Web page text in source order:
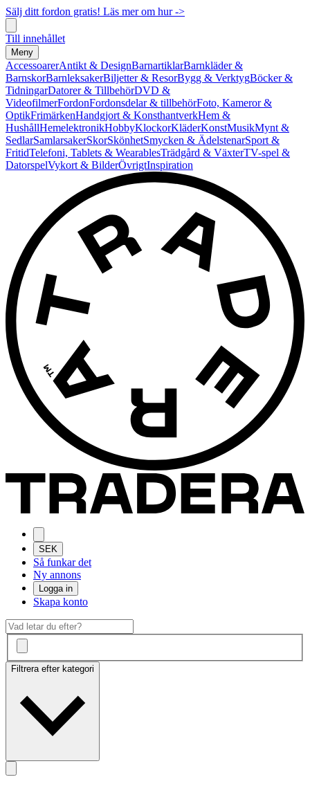
Sälj ditt fordon gratis! Läs mer om hur ->
Till innehållet
Meny
AccessoarerAntikt & DesignBarnartiklarBarnkläder &
BarnskorBarnleksakerBiljetter & ResorBygg & VerktygBöcker &
TidningarDatorer & TillbehörDVD &
VideofilmerFordonFordonsdelar & tillbehörFoto, Kameror &
OptikFrimärkenHandgjort & KonsthantverkHem &
HushållHemelektronikHobbyKlockorKläderKonstMusikMynt &
SedlarSamlarsakerSkorSkönhetSmycken & ÄdelstenarSport &
FritidTelefoni, Tablets & WearablesTrädgård & VäxterTV-spel &
DatorspelVykort & BilderÖvrigtInspiration
SEK
Så funkar det
Ny annons
Logga in
Skapa konto
Filtrera efter kategori